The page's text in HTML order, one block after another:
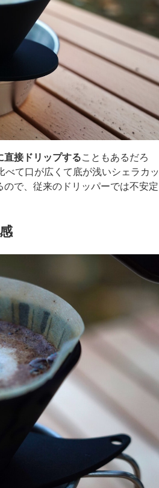
直接ドリップすることもあるだろ
て口が広くて底が浅いシェラカッ
で、従来のドリッパーでは不安定